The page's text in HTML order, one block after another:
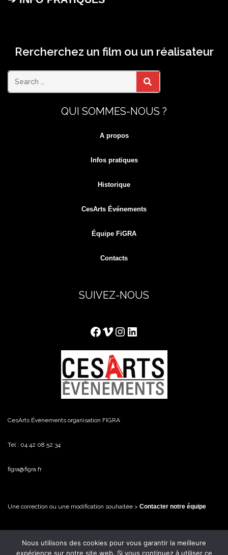
Rercherchez un film ou un réalisateur
Search SEARCH
QUI SOMMES-NOUS ?
A propos
Infos pratiques
Historique
CesArts Événements
Équipe FiGRA
Contacts
SUIVEZ-NOUS
Facebook
Vimeo
Instagram
LinkedIn
CesArts Événements organisation FIGRA
Tel : 04 42 08 52 34
figra@figra.fr
Une correction ou une modification souhaitée > Contacter notre équipe
© FiGRA / CesArts Événements - 2026 Tous droits réservés
Nous utilisons des cookies pour vous garantir la meilleure
expérience sur notre site web. Si vous continuez à utiliser ce